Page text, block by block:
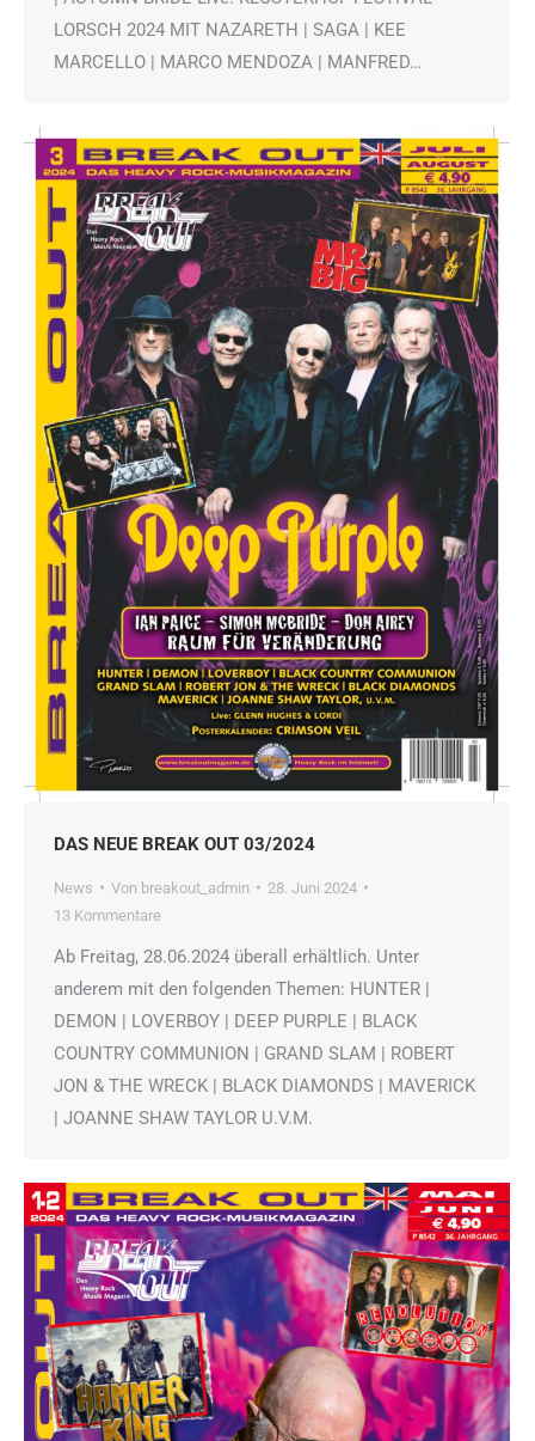
LORSCH 2024 MIT NAZARETH | SAGA | KEE
MARCELLO | MARCO MENDOZA | MANFRED…
DAS NEUE BREAK OUT 03/2024
News Von breakout_admin
28. Juni 2024
13 Kommentare
Ab Freitag, 28.06.2024 überall erhältlich. Unter
anderem mit den folgenden Themen: HUNTER |
DEMON | LOVERBOY | DEEP PURPLE | BLACK
COUNTRY COMMUNION | GRAND SLAM | ROBERT
JON & THE WRECK | BLACK DIAMONDS | MAVERICK
| JOANNE SHAW TAYLOR U.V.M.